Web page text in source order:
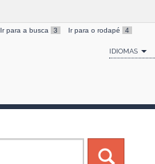
Ir para a busca 3 Ir para o rodapé 4
IDIOMAS